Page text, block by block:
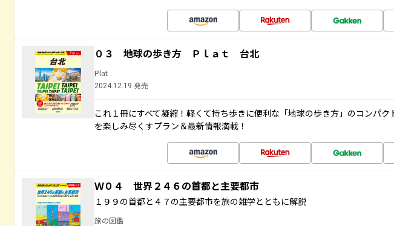
０３ 地球の歩き方 Ｐｌａｔ 台北
Plat
2024.12.19 発売
これ１冊にすべて凝縮！軽くて持ち歩きに便利な「地球の歩き方」のコンパク
を楽しみ尽くすプラン＆最新情報満載！
Ｗ０４ 世界２４６の首都と主要都市
１９９の首都と４７の主要都市を旅の雑学とともに解説
旅の図鑑